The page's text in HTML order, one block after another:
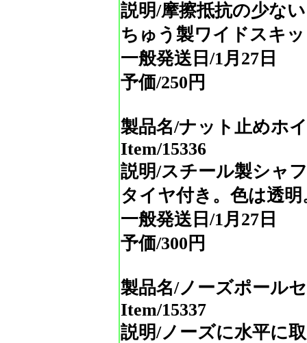
説明/摩擦抵抗の少な
ちゅう製ワイドスキ
一般発送日/1月27日
予価/250円
製品名/ナット止めホ
Item/15336
説明/スチール製シャ
タイヤ付き。色は透明
一般発送日/1月27日
予価/300円
製品名/ノーズポール
Item/15337
説明/ノーズに水平に